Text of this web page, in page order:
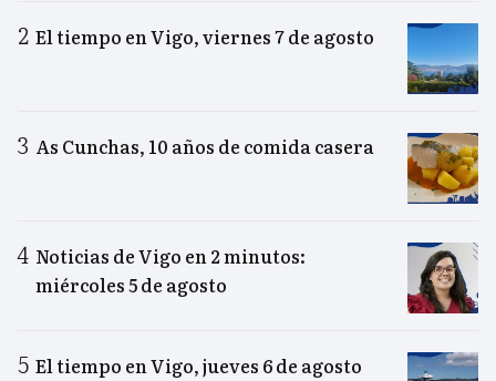
El tiempo en Vigo, viernes 7 de agosto
As Cunchas, 10 años de comida casera
Noticias de Vigo en 2 minutos:
miércoles 5 de agosto
El tiempo en Vigo, jueves 6 de agosto